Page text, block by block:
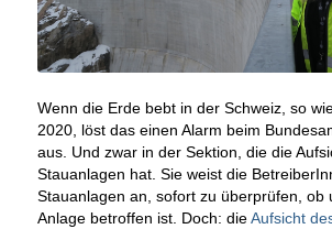
Wenn die Erde bebt in der Schweiz, so
2020, löst das einen Alarm beim
aus. Und zwar in der Sektion, die die
Stauanlagen hat. Sie weist die
Stauanlagen an, sofort zu überprüfen, ob
Anlage betroffen ist. Doch: dieAufsicht